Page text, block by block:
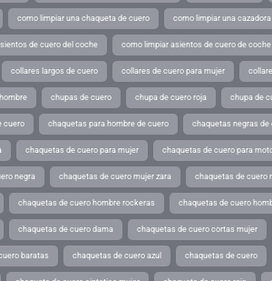
como limpiar una chaqueta de cuero como limpiar una
de cuero del coche como limpiar asientos de cuero de coche
collares largos de cuero collares de cuero para mujer
chupas de cuero chupa de cuero roja chupa de
cuero chaquetas para hombre de cuero chaquetas negras de
chaquetas de cuero para mujer chaquetas de cuero para
negra chaquetas de cuero mujer zara chaquetas de cuero
chaquetas de cuero hombre rockeras chaquetas de cuero
chaquetas de cuero dama chaquetas de cuero cortas mujer
baratas chaquetas de cuero azul chaquetas de cuero